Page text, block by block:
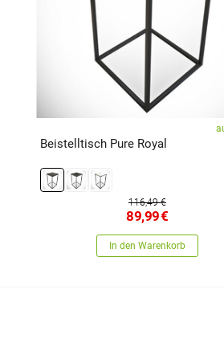
Beistelltisch Pure Royal
116,49 €
89,99€
In den Warenkorb